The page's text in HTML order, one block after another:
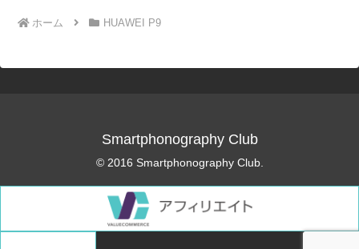
ホーム HUAWEI P9
Smartphonography Club
© 2016 Smartphonography Club.